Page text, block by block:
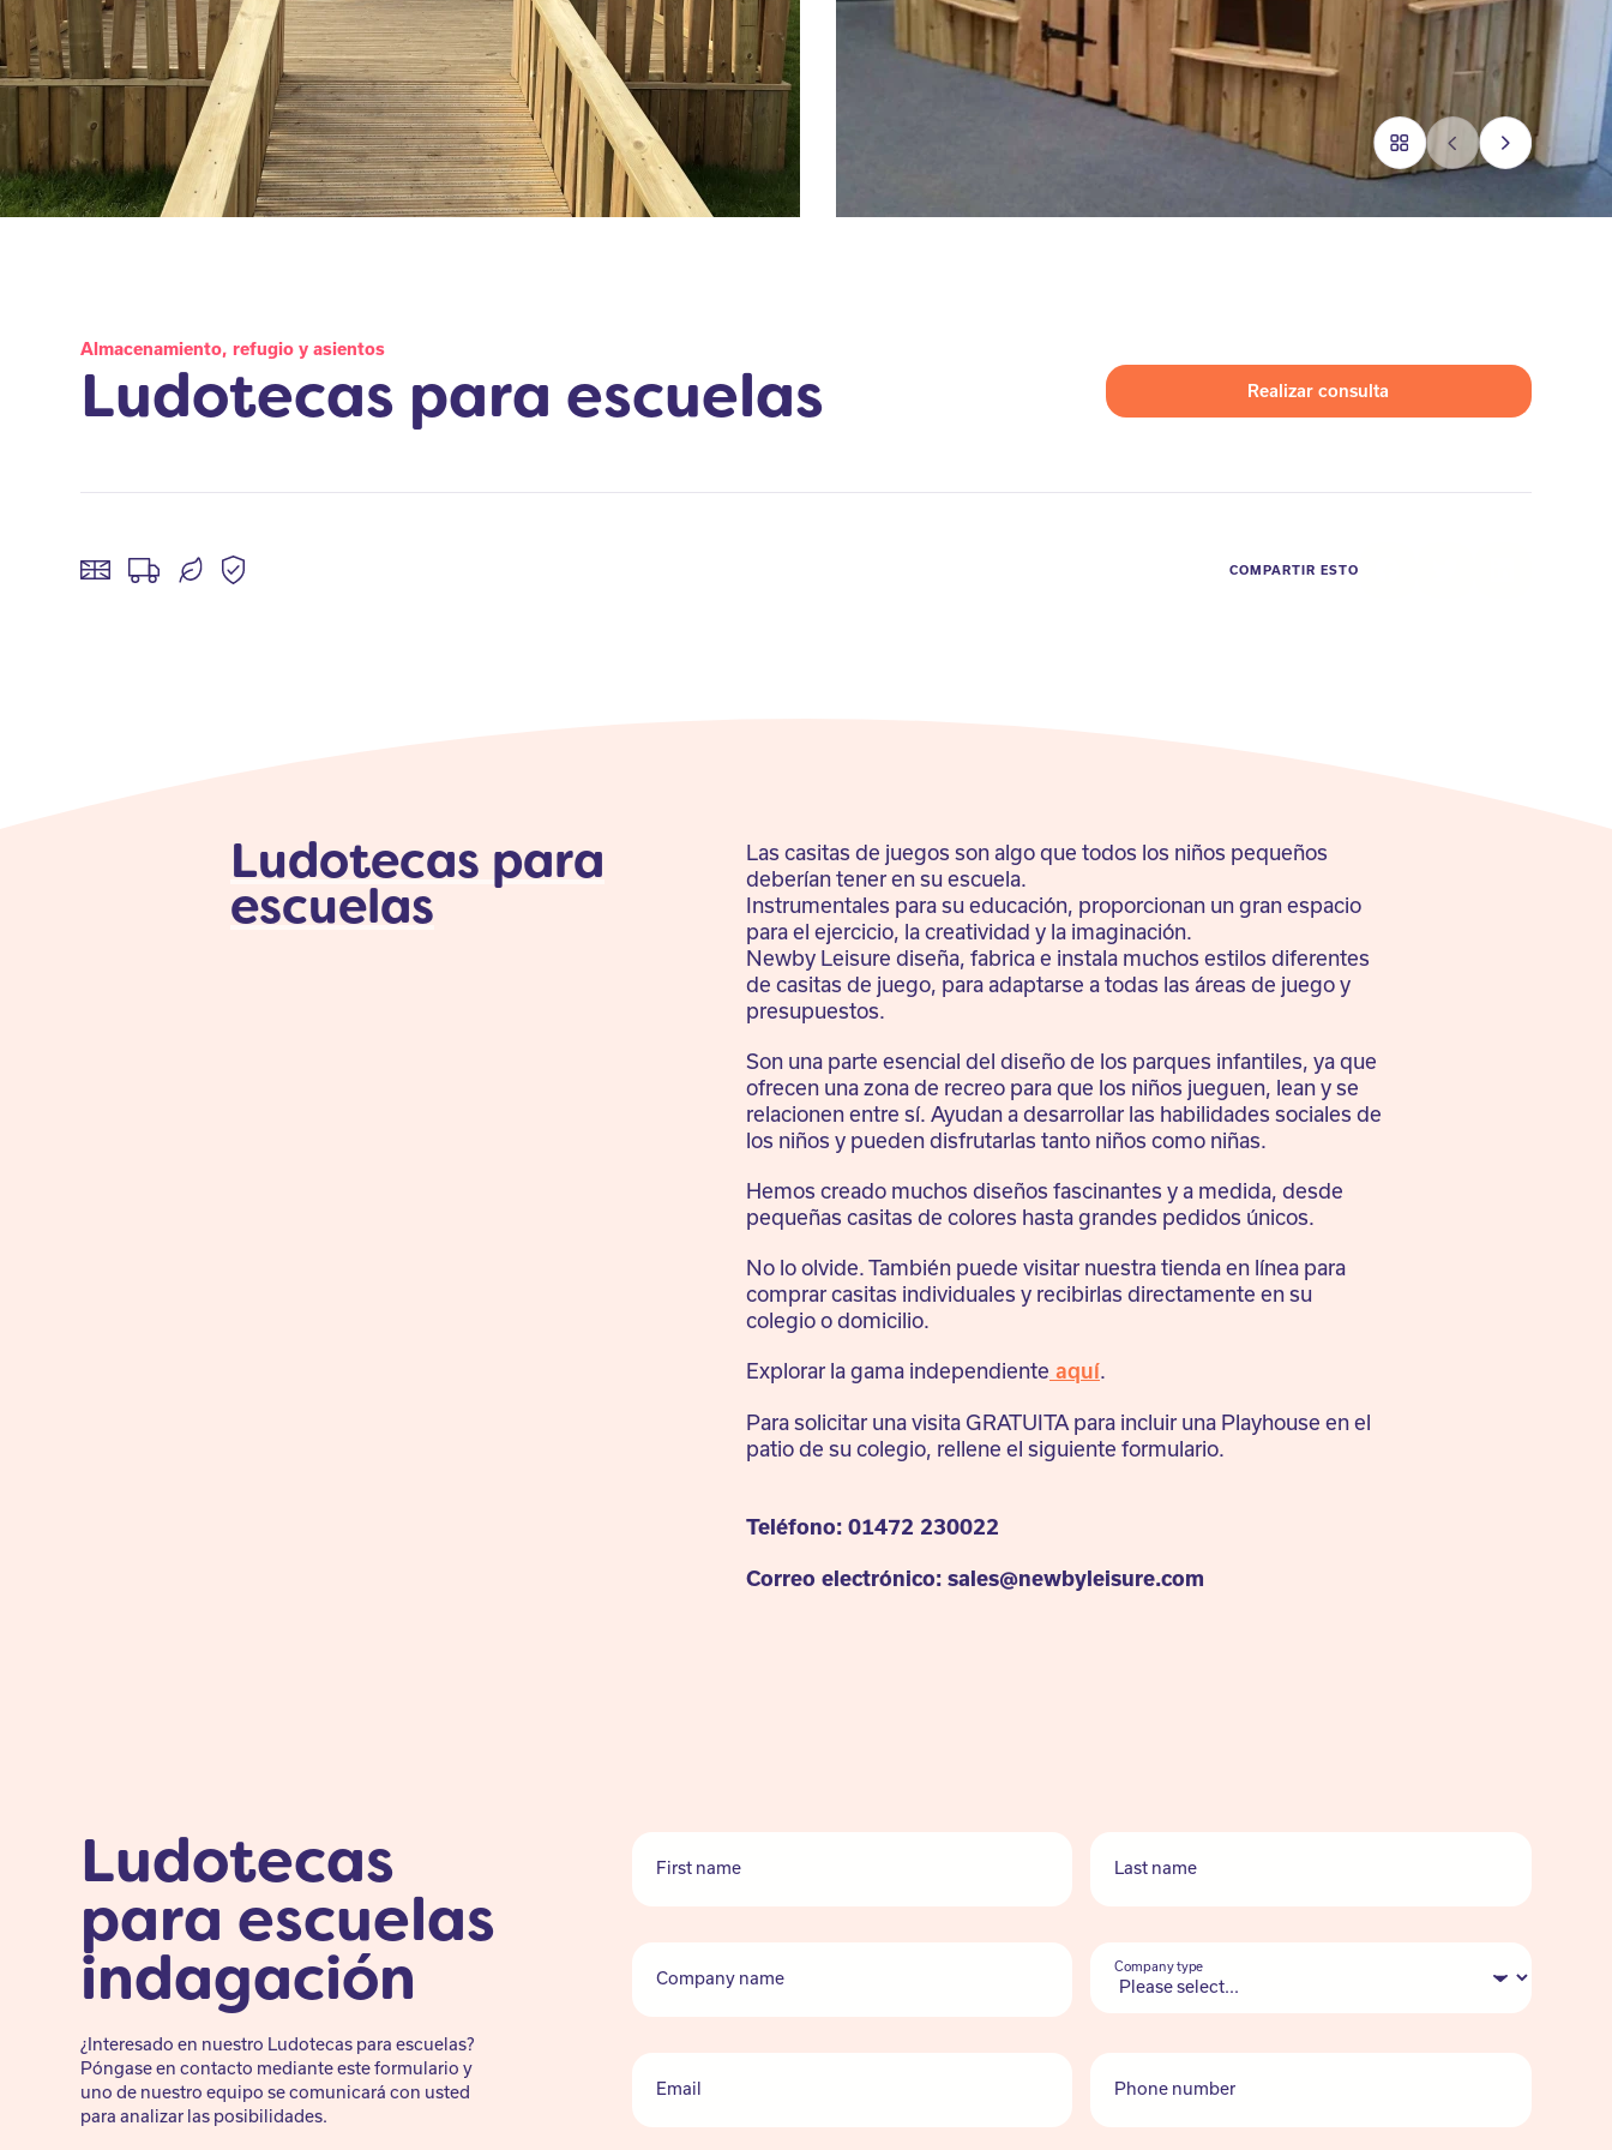
Almacenamiento, refugio y asientos
Ludotecas para escuelas Realizar consulta
COMPARTIR ESTO
Ludotecas para
escuelas
Las casitas de juegos son algo que todos los niños pequeños
deberían tener en su escuela.
Instrumentales para su educación, proporcionan un gran espacio
para el ejercicio, la creatividad y la imaginación.
Newby Leisure diseña, fabrica e instala muchos estilos diferentes
de casitas de juego, para adaptarse a todas las áreas de juego y
presupuestos.
Son una parte esencial del diseño de los parques infantiles, ya que
ofrecen una zona de recreo para que los niños jueguen, lean y se
relacionen entre sí. Ayudan a desarrollar las habilidades sociales de
los niños y pueden disfrutarlas tanto niños como niñas.
Hemos creado muchos diseños fascinantes y a medida, desde
pequeñas casitas de colores hasta grandes pedidos únicos.
No lo olvide. También puede visitar nuestra tienda en línea para
comprar casitas individuales y recibirlas directamente en su
colegio o domicilio.
Explorar la gama independiente aquí.
Para solicitar una visita GRATUITA para incluir una Playhouse en el
patio de su colegio, rellene el siguiente formulario.
Teléfono: 01472 230022
Correo electrónico: sales@newbyleisure.com
Ludotecas
para escuelas
indagación
¿Interesado en nuestro Ludotecas para escuelas?
Póngase en contacto mediante este formulario y
uno de nuestro equipo se comunicará con usted
para analizar las posibilidades.
First name Last name
Company name
Company type
Email Phone number